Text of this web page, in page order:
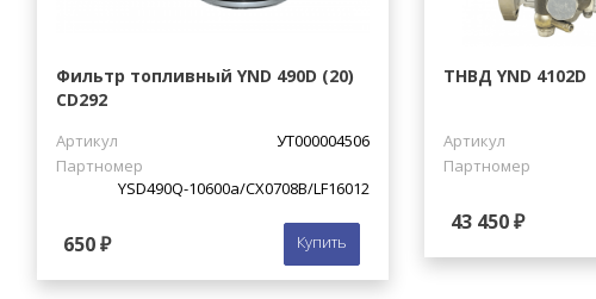
Фильтр топливный YND 490D (20)
CD292
Артикул
УТ000004506
Партномер
YSD490Q-10600a/СХ0708В/LF16012
650 ₽ Купить
ТНВД YND 4102D
Артикул
Партномер
43 450 ₽